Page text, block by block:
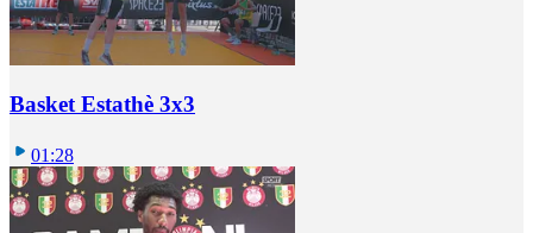
Basket Estathè 3x3
01:28